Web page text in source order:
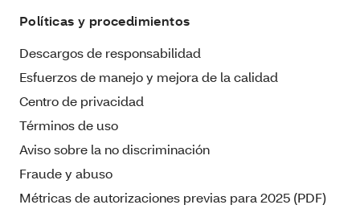
Políticas y procedimientos
Descargos de responsabilidad
Esfuerzos de manejo y mejora de la calidad
Centro de privacidad
Términos de uso
Aviso sobre la no discriminación
Fraude y abuso
Métricas de autorizaciones previas para 2025 (PDF)